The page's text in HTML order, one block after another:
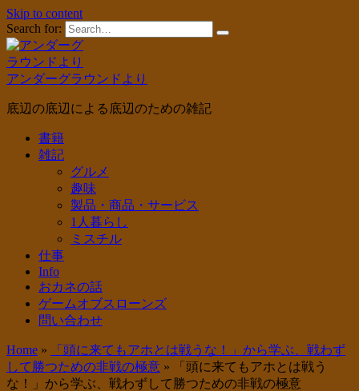
Skip to content
Search for:
アンダーグラウンドより
底辺の底辺による底辺のための雑記
書籍
雑記
グルメ
趣味
製品・商品・サービス
1人暮らし
ミスチル
仕事
Info
おカネの話
ゲームオブスローンズ
問い合わせ
Home »
「頭に来てもアホとは戦うな！」から学ぶ、戦わず
して勝つための非戦の極意 »
「頭に来てもアホとは戦う
な！」から学ぶ、戦わずして勝つための非戦の極意